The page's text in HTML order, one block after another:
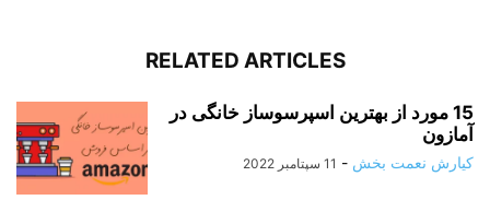
RELATED ARTICLES
15 مورد از بهترین اسپرسوساز خانگی در
آمازون
کیارش نعمت بخش - 11 سپتامبر 2022